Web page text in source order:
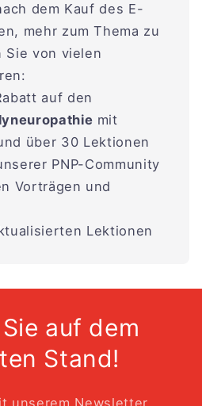
dem Kauf des E-
mehr zum Thema zu
Sie von vielen
auf den
mit
über 30 Lektionen
PNP-Community
Vorträgen und
Lektionen
auf dem
Stand!
unserem Newsletter